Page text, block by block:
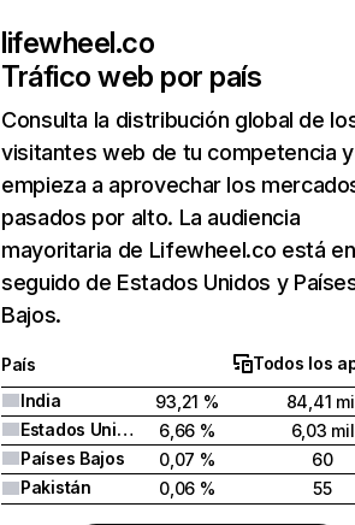
lifewheel.co
Tráfico web por país
Consulta la distribución global de
visitantes web de tu competencia y
empieza a aprovechar los
pasados por alto. La audiencia
mayoritaria de Lifewheel.co está
seguido de Estados Unidos y
Bajos.
País
Todos los
India
93,21 %
84,41
Estados Unidos
6,66 %
6,03 mil
Países Bajos
0,07 %
60
Pakistán
0,06 % 55